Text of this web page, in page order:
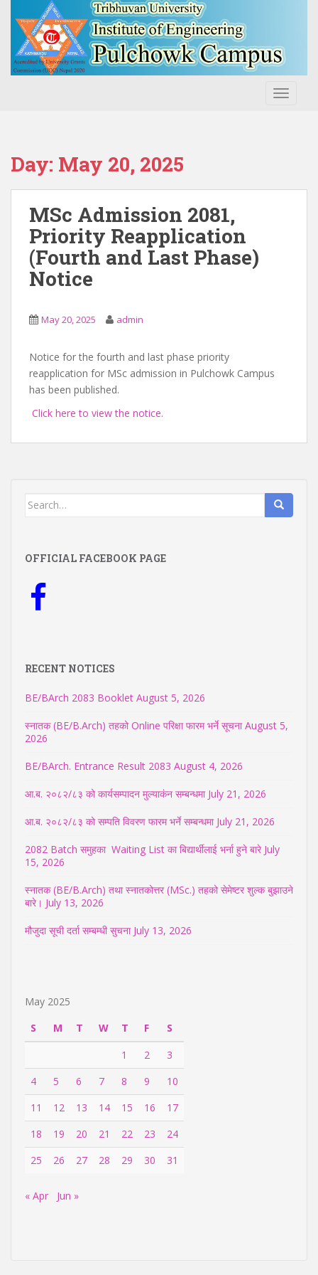
Day: May 20, 2025
MSc Admission 2081,
Priority Reapplication
(Fourth and Last Phase)
Notice
May 20, 2025 admin
Notice for the fourth and last phase priority
reapplication for MSc admission in Pulchowk Campus
has been published.
Click here to view the notice.
Search
OFFICIAL FACEBOOK PAGE
RECENT NOTICES
BE/BArch 2083 Booklet August 5, 2026
स्नातक (BE/B.Arch) तहको Online परिक्षा फारम भर्ने सूचना August 5,
2026
BE/BArch. Entrance Result 2083 August 4, 2026
आ.ब. २०८२/८३ को कार्यसम्पादन मुल्याकंन सम्बन्धमा July 21, 2026
आ.ब. २०८२/८३ को सम्पति विवरण फारम भर्ने सम्बन्धमा July 21, 2026
2082 Batch समुहका Waiting List का बिद्यार्थीलाई भर्ना हुने बारे July
15, 2026
स्नातक (BE/B.Arch) तथा स्नातकोत्तर (MSc.) तहको सेमेष्टर शुल्क बुझाउने
बारे। July 13, 2026
मौजुदा सूची दर्ता सम्बम्धी सुचना July 13, 2026
May 2025
S
M T W T F
S
1
2
3
4
5 6 7 8 9
10
11
12 13 14 15 16
17
18
19 20 21 22 23
24
25
26 27 28 29 30 31
« Apr Jun »